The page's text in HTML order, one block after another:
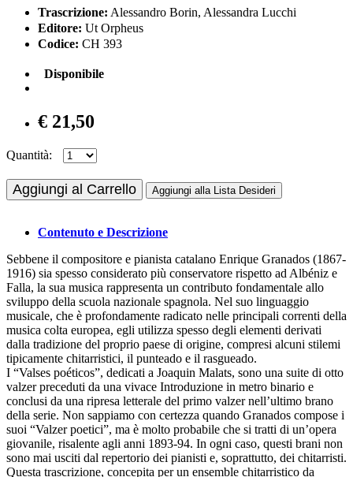
Trascrizione: Alessandro Borin, Alessandra Lucchi
Editore: Ut Orpheus
Codice: CH 393
Disponibile
€ 21,50
Quantità:
Aggiungi al Carrello Aggiungi alla Lista Desideri
Contenuto e Descrizione
Sebbene il compositore e pianista catalano Enrique Granados (1867-
1916) sia spesso considerato più conservatore rispetto ad Albéniz e
Falla, la sua musica rappresenta un contributo fondamentale allo
sviluppo della scuola nazionale spagnola. Nel suo linguaggio
musicale, che è profondamente radicato nelle principali correnti della
musica colta europea, egli utilizza spesso degli elementi derivati
dalla tradizione del proprio paese di origine, compresi alcuni stilemi
tipicamente chitarristici, il punteado e il rasgueado.
I “Valses poéticos”, dedicati a Joaquin Malats, sono una suite di otto
valzer preceduti da una vivace Introduzione in metro binario e
conclusi da una ripresa letterale del primo valzer nell’ultimo brano
della serie. Non sappiamo con certezza quando Granados compose i
suoi “Valzer poetici”, ma è molto probabile che si tratti di un’opera
giovanile, risalente agli anni 1893-94. In ogni caso, questi brani non
sono mai usciti dal repertorio dei pianisti e, soprattutto, dei chitarristi.
Questa trascrizione, concepita per un ensemble chitarristico da